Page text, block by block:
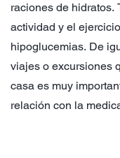
raciones de hidratos.
actividad y el
hipoglucemias. De
viajes o excursiones
casa es muy
relación con la